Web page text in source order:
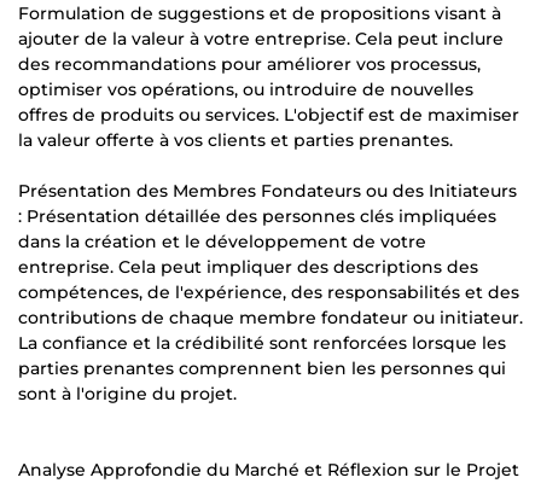
Formulation de suggestions et de propositions visant à
ajouter de la valeur à votre entreprise. Cela peut inclure
des recommandations pour améliorer vos processus,
optimiser vos opérations, ou introduire de nouvelles
offres de produits ou services. L'objectif est de maximiser
la valeur offerte à vos clients et parties prenantes.
Présentation des Membres Fondateurs ou des Initiateurs
: Présentation détaillée des personnes clés impliquées
dans la création et le développement de votre
entreprise. Cela peut impliquer des descriptions des
compétences, de l'expérience, des responsabilités et des
contributions de chaque membre fondateur ou initiateur.
La confiance et la crédibilité sont renforcées lorsque les
parties prenantes comprennent bien les personnes qui
sont à l'origine du projet.
Analyse Approfondie du Marché et Réflexion sur le Projet